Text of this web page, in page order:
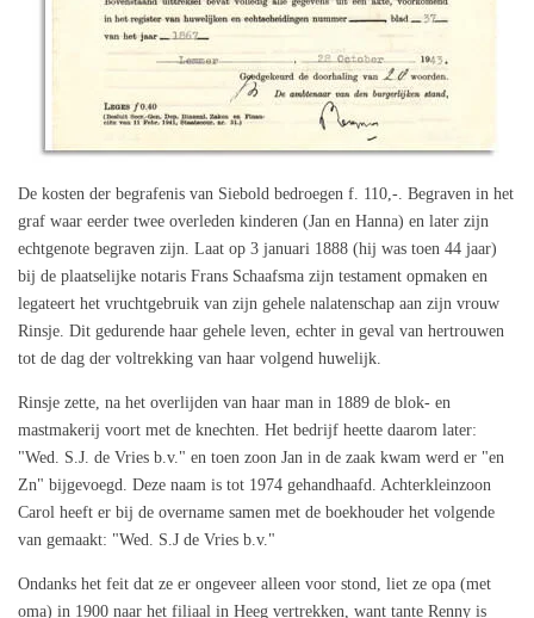
De kosten der begrafenis van Siebold bedroegen f. 110,-. Begraven in het
graf waar eerder twee overleden kinderen (Jan en Hanna) en later zijn
echtgenote begraven zijn. Laat op 3 januari 1888 (hij was toen 44 jaar)
bij de plaatselijke notaris Frans Schaafsma zijn testament opmaken en
legateert het vruchtgebruik van zijn gehele nalatenschap aan zijn vrouw
Rinsje. Dit gedurende haar gehele leven, echter in geval van hertrouwen
tot de dag der voltrekking van haar volgend huwelijk.
Rinsje zette, na het overlijden van haar man in 1889 de blok‑ en
mastmakerij voort met de knechten. Het bedrijf heette daarom later:
"Wed. S.J. de Vries b.v." en toen zoon Jan in de zaak kwam werd er "en
Zn" bijgevoegd. Deze naam is tot 1974 gehandhaafd. Achterkleinzoon
Carol heeft er bij de overname samen met de boekhouder het volgende
van gemaakt: "Wed. S.J de Vries b.v."
Ondanks het feit dat ze er ongeveer alleen voor stond, liet ze opa (met
oma) in 1900 naar het filiaal in Heeg vertrekken, want tante Renny is